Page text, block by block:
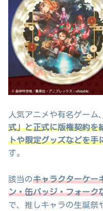
人気アニメや有名ゲーム
式」と正式に版権契約を
トや限定グッズなどを手
す。
該当のキャラクターケー
ン・缶バッジ・フォーク
で、推しキャラの生誕祭